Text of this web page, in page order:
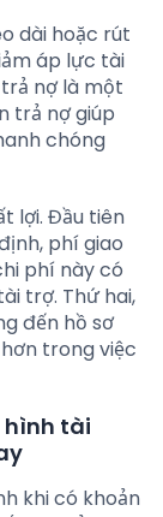
dài hoặc rút
áp lực tài
nợ là một
trả nợ giúp
chóng
lợi. Đầu tiên
phí giao
phí này có
trợ. Thứ hai,
đến hồ sơ
trong việc
hình tài
khi có khoản